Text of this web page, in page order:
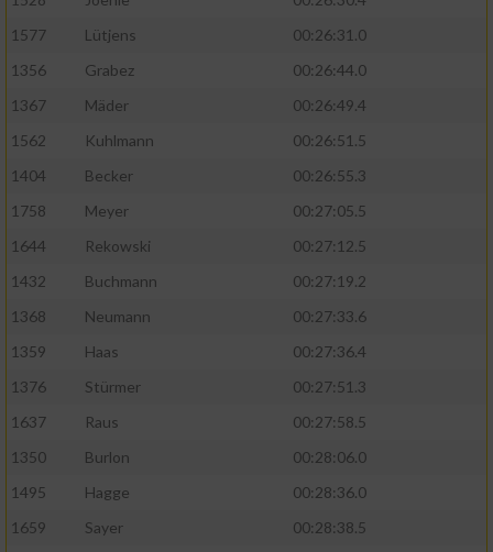
1577
Lütjens
00:26:31.0
1356
Grabez
00:26:44.0
1367
Mäder
00:26:49.4
1562
Kuhlmann
00:26:51.5
1404
Becker
00:26:55.3
1758
Meyer
00:27:05.5
1644
Rekowski
00:27:12.5
1432
Buchmann
00:27:19.2
1368
Neumann
00:27:33.6
1359
Haas
00:27:36.4
1376
Stürmer
00:27:51.3
1637
Raus
00:27:58.5
1350
Burlon
00:28:06.0
1495
Hagge
00:28:36.0
1659
Sayer
00:28:38.5